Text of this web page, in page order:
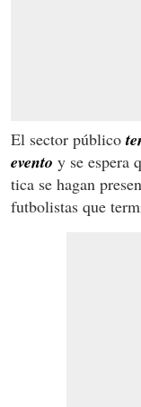
El sector público
evento y se espera
tica se hagan
futbolistas que